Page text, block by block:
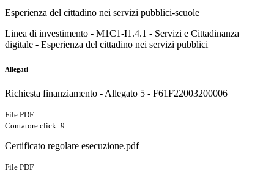
Esperienza del cittadino nei servizi pubblici-scuole
Linea di investimento - M1C1-I1.4.1 - Servizi e Cittadinanza
digitale - Esperienza del cittadino nei servizi pubblici
Allegati
Richiesta finanziamento - Allegato 5 - F61F22003200006
File PDF
Contatore click: 9
Certificato regolare esecuzione.pdf
File PDF